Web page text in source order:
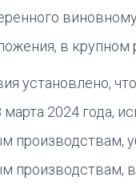
в крупном
установлено,
марта 2024 года,
производствам,
производствам,